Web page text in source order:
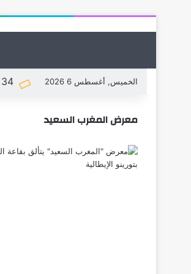
الخميس, أغسطس 6 2026 34
معرض المغرب السعيد